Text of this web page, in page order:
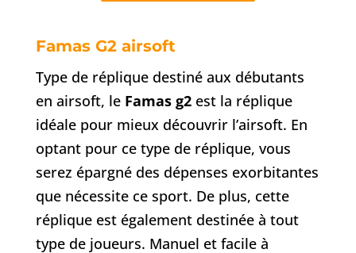
Famas G2 airsoft
Type de réplique destiné aux débutants
en airsoft, le Famas g2est la réplique
idéale pour mieux découvrir l’airsoft. En
optant pour ce type de réplique, vous
serez épargné des dépenses exorbitantes
que nécessite ce sport. De plus, cette
réplique est également destinée à tout
type de joueurs. Manuel et facile à